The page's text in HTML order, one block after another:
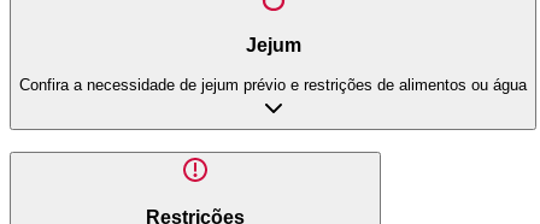
Jejum
Confira a necessidade de jejum prévio e restrições de alimentos ou água
Restrições